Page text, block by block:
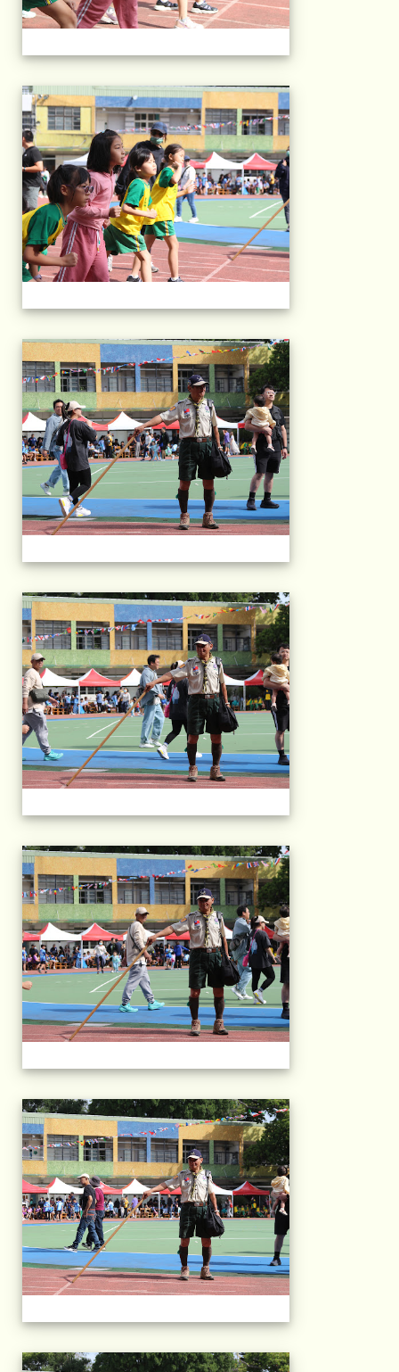
2025運動會相片
2025運動會相片
2025運動會相片
2025運動會相片
2025運動會相片
2025運動會相片